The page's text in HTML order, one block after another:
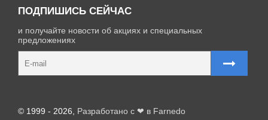
ПОДПИШИСЬ СЕЙЧАС
и получайте новости об акциях и специальных
предложениях
© 1999 - 2026, Разработано с ❤ в Farnedo